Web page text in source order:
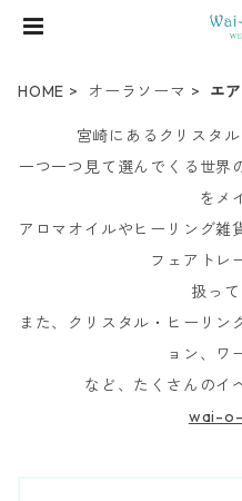
HOME オーラソーマ エ
宮崎にあるクリスタ
一つ一つ見て選んでくる世界
をメ
アロマオイルやヒーリング雑
フェアトレ
扱って
また、クリスタル・ヒーリン
ョン、ワ
など、たくさんのイ
wai-